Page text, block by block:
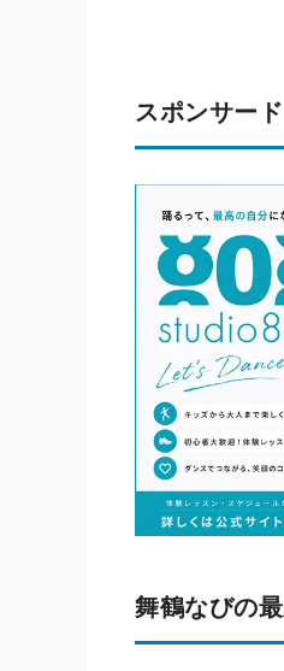
スポンサー
舞鶴なびの